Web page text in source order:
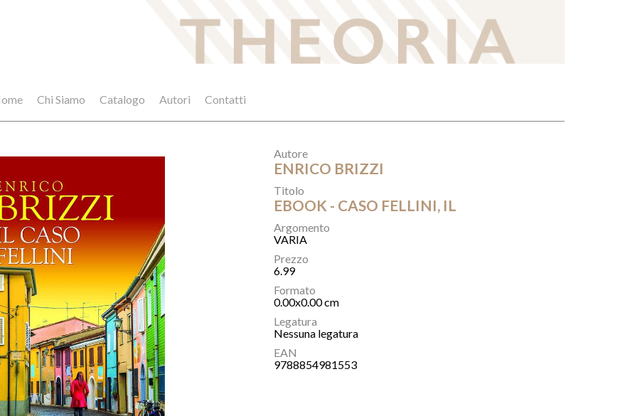
Chi Siamo Catalogo Autori Contatti
Autore
ENRICO BRIZZI
Titolo
EBOOK - CASO FELLINI, IL
Argomento
VARIA
Prezzo
6.99
Formato
0.00x0.00 cm
Legatura
Nessuna legatura
EAN
9788854981553